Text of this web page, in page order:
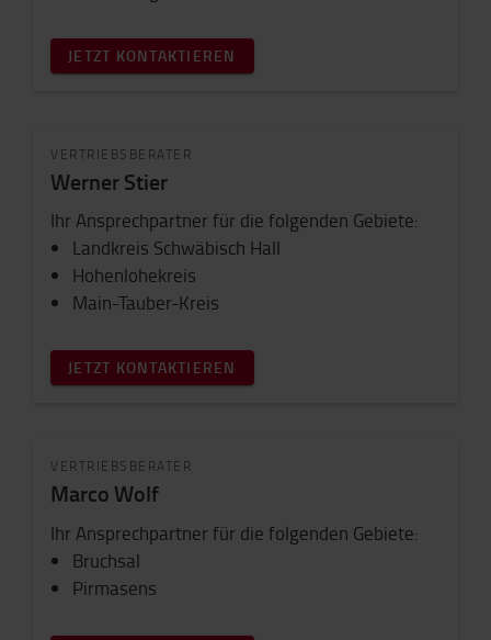
JETZT KONTAKTIEREN
VERTRIEBSBERATER
Werner Stier
Ihr Ansprechpartner für die folgenden Gebiete:
Landkreis Schwäbisch Hall
Hohenlohekreis
Main-Tauber-Kreis
JETZT KONTAKTIEREN
VERTRIEBSBERATER
Marco Wolf
Ihr Ansprechpartner für die folgenden Gebiete:
Bruchsal
Pirmasens